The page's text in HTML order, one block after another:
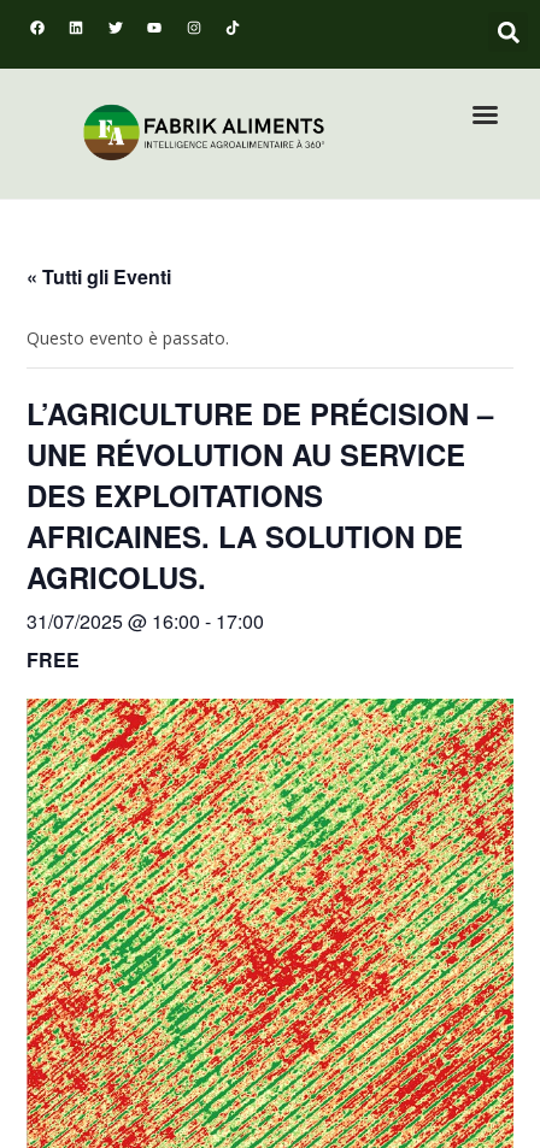
« Tutti gli Eventi
Questo evento è passato.
L’AGRICULTURE DE PRÉCISION –
UNE RÉVOLUTION AU SERVICE
DES EXPLOITATIONS
AFRICAINES. LA SOLUTION DE
AGRICOLUS.
31/07/2025 @ 16:00 - 17:00
FREE